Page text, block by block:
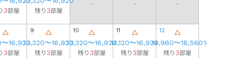
3部屋 残り3部屋
- - -
〜16,920
3部屋
9
13,320〜16,920
残り3部屋
10
13,320〜16,920
残り3部屋
11
14,120〜16,920
残り3部屋
12
14,960〜18,560
残り3部屋
14,960